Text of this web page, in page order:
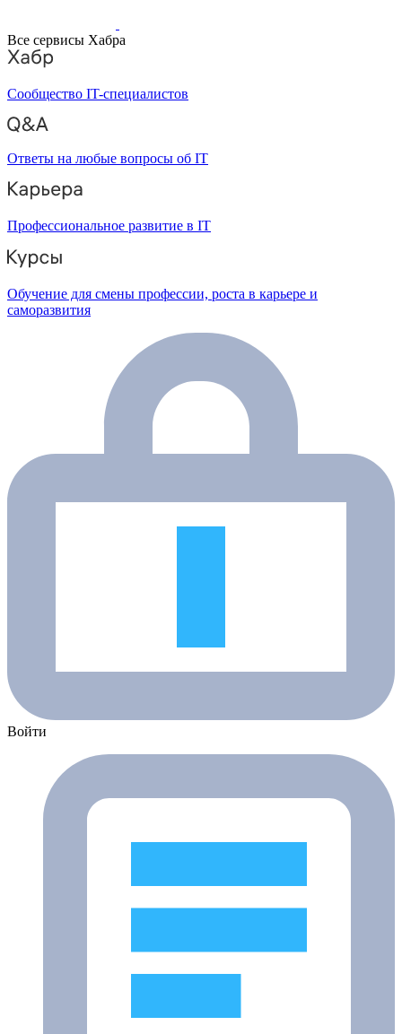
Все сервисы Хабра
Сообщество IT-специалистов
Ответы на любые вопросы об IT
Профессиональное развитие в IT
Обучение для смены профессии, роста в карьере и
саморазвития
Войти